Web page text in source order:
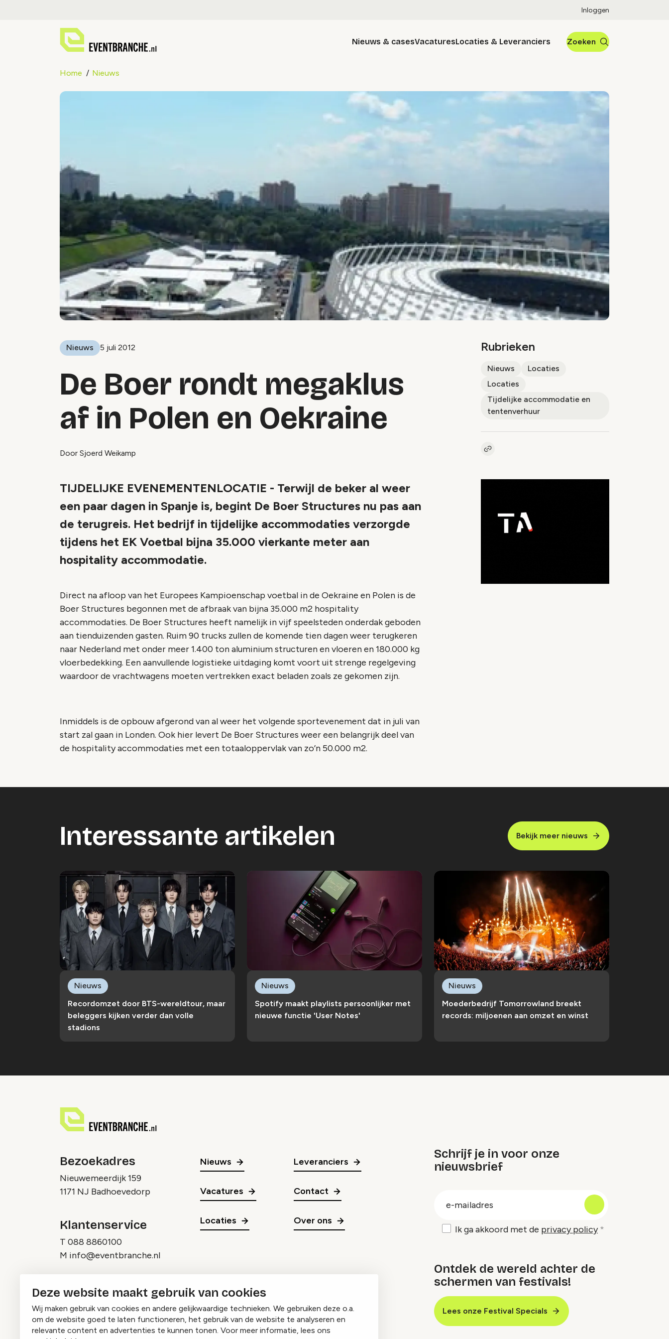
Deze website maakt gebruik van cookies
Wij maken gebruik van cookies en andere gelijkwaardige technieken. We gebruiken deze o.a.
om de website goed te laten functioneren, het gebruik van de website te analyseren en
relevante content en advertenties te kunnen tonen. Voor meer informatie, lees ons
Inloggen
Nieuws & casesVacaturesLocaties & Leveranciers Zoeken
Home Nieuws
Nieuws 5 juli 2012
De Boer rondt megaklus
af in Polen en Oekraine
Door Sjoerd Weikamp
Rubrieken
Nieuws
Locaties
Locaties
Tijdelijke accommodatie en
tentenverhuur
Kopieer link naar artikel
TIJDELIJKE EVENEMENTENLOCATIE - Terwijl de beker al weer
een paar dagen in Spanje is, begint De Boer Structures nu pas aan
de terugreis. Het bedrijf in tijdelijke accommodaties verzorgde
tijdens het EK Voetbal bijna 35.000 vierkante meter aan
hospitality accommodatie.
Direct na afloop van het Europees Kampioenschap voetbal in de Oekraine en Polen is de
Boer Structures begonnen met de afbraak van bijna 35.000 m2 hospitality
accommodaties. De Boer Structures heeft namelijk in vijf speelsteden onderdak geboden
aan tienduizenden gasten. Ruim 90 trucks zullen de komende tien dagen weer terugkeren
naar Nederland met onder meer 1.400 ton aluminium structuren en vloeren en 180.000 kg
vloerbedekking. Een aanvullende logistieke uitdaging komt voort uit strenge regelgeving
waardoor de vrachtwagens moeten vertrekken exact beladen zoals ze gekomen zijn.
Inmiddels is de opbouw afgerond van al weer het volgende sportevenement dat in juli van
start zal gaan in Londen. Ook hier levert De Boer Structures weer een belangrijk deel van
de hospitality accommodaties met een totaaloppervlak van zo’n 50.000 m2.
Interessante artikelen Bekijk meer nieuws
Recordomzet door BTS-wereldtour, maar
beleggers kijken verder dan volle
stadions
Nieuws
Spotify maakt playlists persoonlijker met
nieuwe functie 'User Notes'
Nieuws
Moederbedrijf Tomorrowland breekt
records: miljoenen aan omzet en winst
Nieuws
Bezoekadres
Nieuwemeerdijk 159
1171 NJ Badhoevedorp
Klantenservice
T 088 8860100
M info@eventbranche.nl
Nieuws
Vacatures
Locaties
Leveranciers
Contact
Over ons
Schrijf je in voor onze
nieuwsbrief
Ik ga akkoord met de privacy policy
Ontdek de wereld achter de
schermen van festivals!
Lees onze Festival Specials